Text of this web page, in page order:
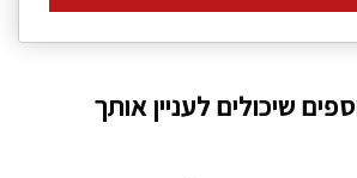
שיכולים לעניין אותך